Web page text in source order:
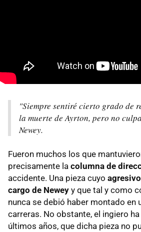
"Siempre sentiré cierto grado de
la muerte de Ayrton, pero no
Newey.
Fueron muchos los que
precisamente la columna de
accidente. Una pieza cuyo
cargo de Newey y que tal y como
nunca se debió haber montado en
carreras. No obstante, el ingiero
últimos años, que dicha pieza no